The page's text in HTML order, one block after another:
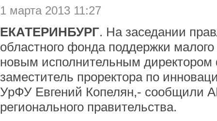
1 марта 2013 11:27
ЕКАТЕРИНБУРГ. На заседании
областного фонда поддержки
новым исполнительным директором
заместитель проректора по
УрФУ Евгений Копелян,- сообщили
регионального правительства.